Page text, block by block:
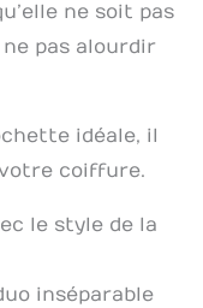
ne soit pas
pas alourdir
idéale, il
coiffure.
le style de la
inséparable